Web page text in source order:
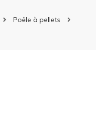
Poêle à pellets